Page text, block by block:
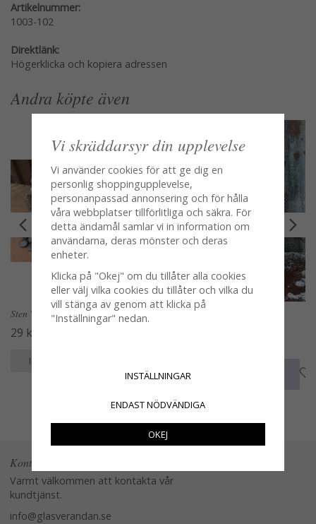
Artikelnummer:
1003-102
Direktlänk:
Högerklicka och kopiera adressen
Andra köpte även
Sten "sjösten" för dekoration
29 kr
INFO
Krans av dun påskfjädrar
INFO
Kontakta oss
Varmt välkommen att kontakta vår
kundtjänst.
info@glasverandan.se
Vi skräddarsyr din upplevelse
Vi använder cookies för att ge dig en
personlig shoppingupplevelse,
personanpassad annonsering och för hålla
våra webbplatser tillförlitliga och säkra. För
detta ändamål samlar vi in information om
användarna, deras mönster och deras
enheter.
Klicka på "Okej" om du tillåter alla cookies
eller välj vilka cookies du tillåter och vilka du
vill stänga av genom att klicka på
"Inställningar" nedan.
INSTÄLLNINGAR
ENDAST NÖDVÄNDIGA
OKEJ